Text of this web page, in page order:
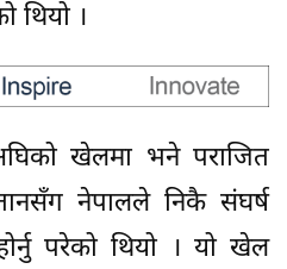
थियो ।
खेलमा भने पराजित
नेपालले निकै संघर्ष
परेको थियो । यो खेल